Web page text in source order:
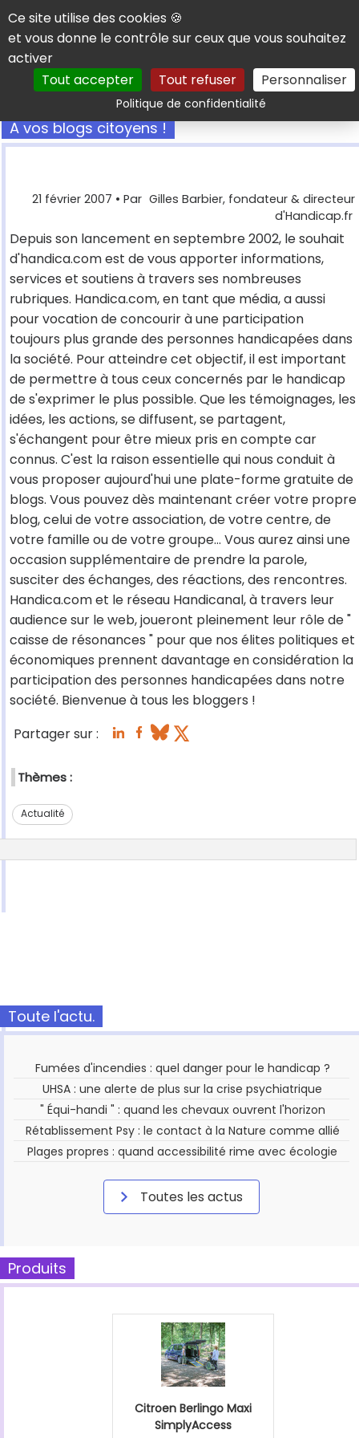
Panneau de gestion des cookies
Ce site utilise des cookies 🍪
et vous donne le contrôle sur ceux que vous souhaitez
activer
Tout accepter
Tout refuser Personnaliser
Politique de confidentialitéRechercher
A vos blogs citoyens !
21 février 2007 • Par Gilles Barbier, fondateur & directeur
d'Handicap.fr
Depuis son lancement en septembre 2002, le souhait
d'handica.com est de vous apporter informations,
services et soutiens à travers ses nombreuses
rubriques. Handica.com, en tant que média, a aussi
pour vocation de concourir à une participation
toujours plus grande des personnes handicapées dans
la société. Pour atteindre cet objectif, il est important
de permettre à tous ceux concernés par le handicap
de s'exprimer le plus possible. Que les témoignages, les
idées, les actions, se diffusent, se partagent,
s'échangent pour être mieux pris en compte car
connus. C'est la raison essentielle qui nous conduit à
vous proposer aujourd'hui une plate-forme gratuite de
blogs. Vous pouvez dès maintenant créer votre propre
blog, celui de votre association, de votre centre, de
votre famille ou de votre groupe... Vous aurez ainsi une
occasion supplémentaire de prendre la parole,
susciter des échanges, des réactions, des rencontres.
Handica.com et le réseau Handicanal, à travers leur
audience sur le web, joueront pleinement leur rôle de "
caisse de résonances " pour que nos élites politiques et
économiques prennent davantage en considération la
participation des personnes handicapées dans notre
société. Bienvenue à tous les bloggers !
Partager sur :
Thèmes :
Actualité
Toute l'actu.
Fumées d'incendies : quel danger pour le handicap ?
UHSA : une alerte de plus sur la crise psychiatrique
" Équi-handi " : quand les chevaux ouvrent l'horizon
Rétablissement Psy : le contact à la Nature comme allié
Plages propres : quand accessibilité rime avec écologie
Toutes les actus
Produits
Citroen Berlingo Maxi
SimplyAccess